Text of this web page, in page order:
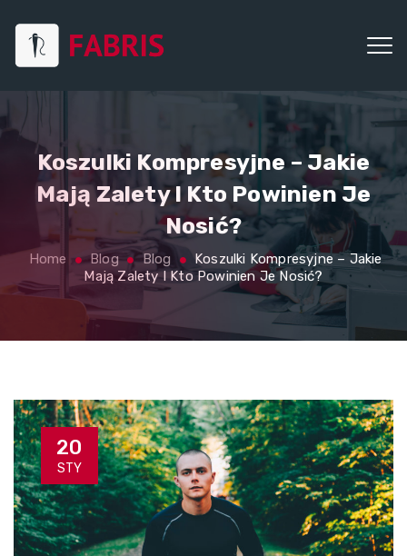
Koszulki Kompresyjne – Jakie
Mają Zalety I Kto Powinien Je
Nosić?
Home Blog Blog
Koszulki Kompresyjne – Jakie
Mają Zalety I Kto Powinien Je Nosić?
20
STY